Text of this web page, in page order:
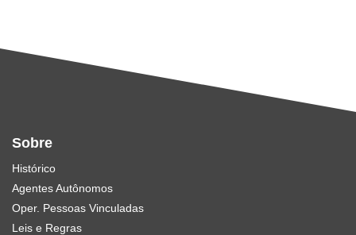
Sobre
Histórico
Agentes Autônomos
Oper. Pessoas Vinculadas
Leis e Regras